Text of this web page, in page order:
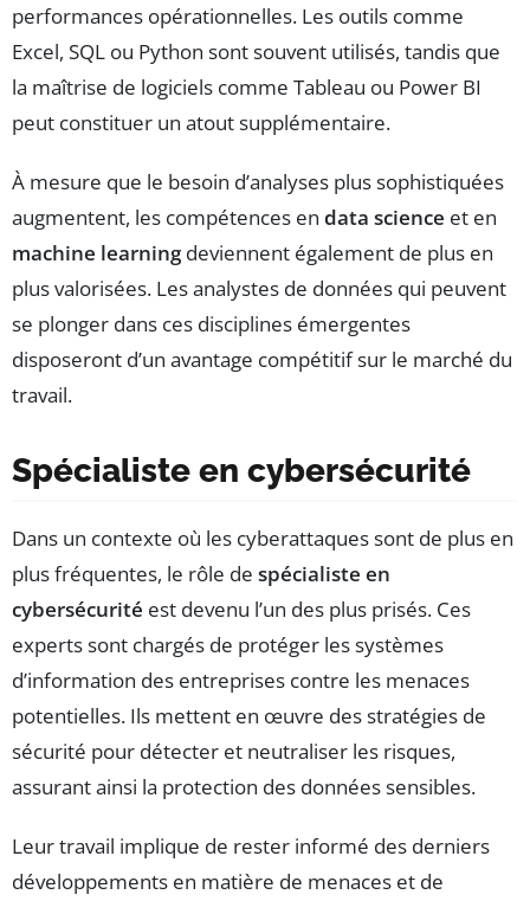
performances opérationnelles. Les outils comme
Excel, SQL ou Python sont souvent utilisés, tandis que
la maîtrise de logiciels comme Tableau ou Power BI
peut constituer un atout supplémentaire.
À mesure que le besoin d’analyses plus sophistiquées
augmentent, les compétences en data science et en
machine learningdeviennent également de plus en
plus valorisées. Les analystes de données qui peuvent
se plonger dans ces disciplines émergentes
disposeront d’un avantage compétitif sur le marché du
travail.
Spécialiste en cybersécurité
Dans un contexte où les cyberattaques sont de plus en
plus fréquentes, le rôle de spécialiste en
cybersécurité est devenu l’un des plus prisés. Ces
experts sont chargés de protéger les systèmes
d’information des entreprises contre les menaces
potentielles. Ils mettent en œuvre des stratégies de
sécurité pour détecter et neutraliser les risques,
assurant ainsi la protection des données sensibles.
Leur travail implique de rester informé des derniers
développements en matière de menaces et de